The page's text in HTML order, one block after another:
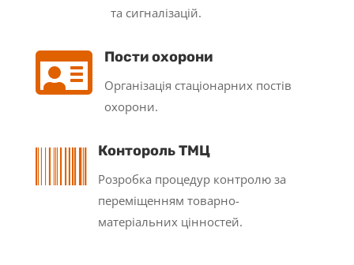
та сигналізацій.
 Пости охорони
Організація стаціонарних постів
охорони.
Контороль ТМЦ
Розробка процедур контролю за
переміщенням товарно-
матеріальних цінностей.